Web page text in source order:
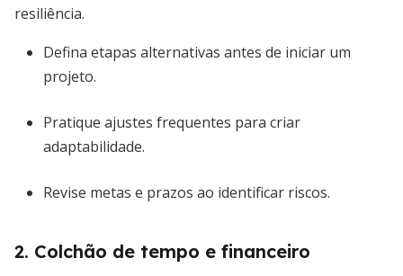
resiliência.
Defina etapas alternativas antes de iniciar um
projeto.
Pratique ajustes frequentes para criar
adaptabilidade.
Revise metas e prazos ao identificar riscos.
2. Colchão de tempo e financeiro